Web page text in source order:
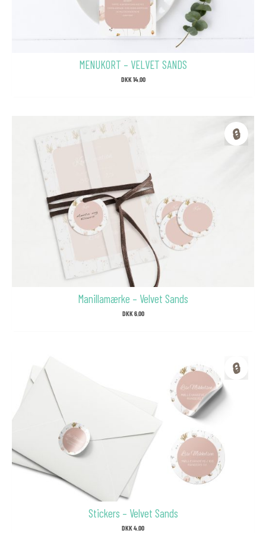
MENUKORT – VELVET SANDS
DKK14.00
🔒
Manillamærke – Velvet Sands
DKK6.00
🔒
Stickers – Velvet Sands
DKK4.00